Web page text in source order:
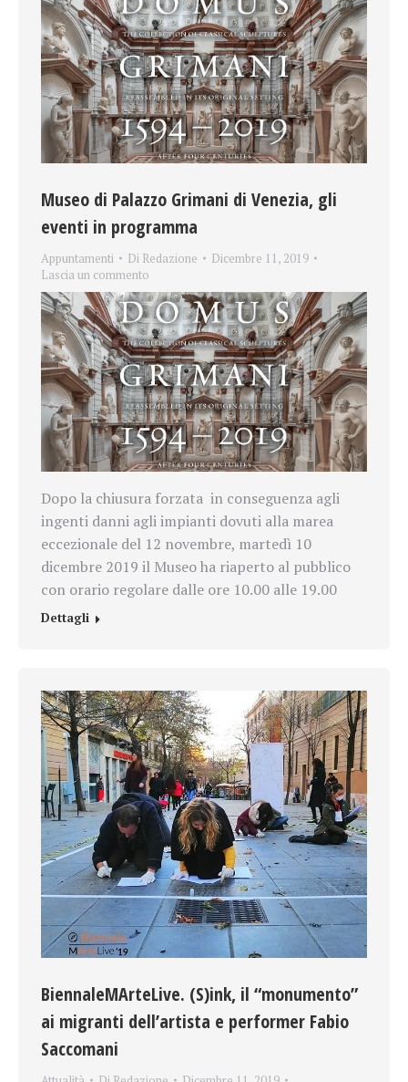
Museo di Palazzo Grimani di Venezia, gli
eventi in programma
Appuntamenti Di Redazione
Dicembre 11, 2019
Lascia un commento
Dopo la chiusura forzata in conseguenza agli
ingenti danni agli impianti dovuti alla marea
eccezionale del 12 novembre, martedì 10
dicembre 2019 il Museo ha riaperto al pubblico
con orario regolare dalle ore 10.00 alle 19.00
Dettagli
BiennaleMArteLive. (S)ink, il “monumento”
ai migranti dell’artista e performer Fabio
Saccomani